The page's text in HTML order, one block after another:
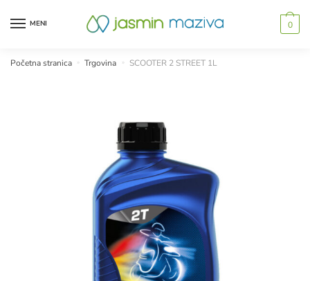
MENI 0
Početna stranica » Trgovina » SCOOTER 2 STREET 1L